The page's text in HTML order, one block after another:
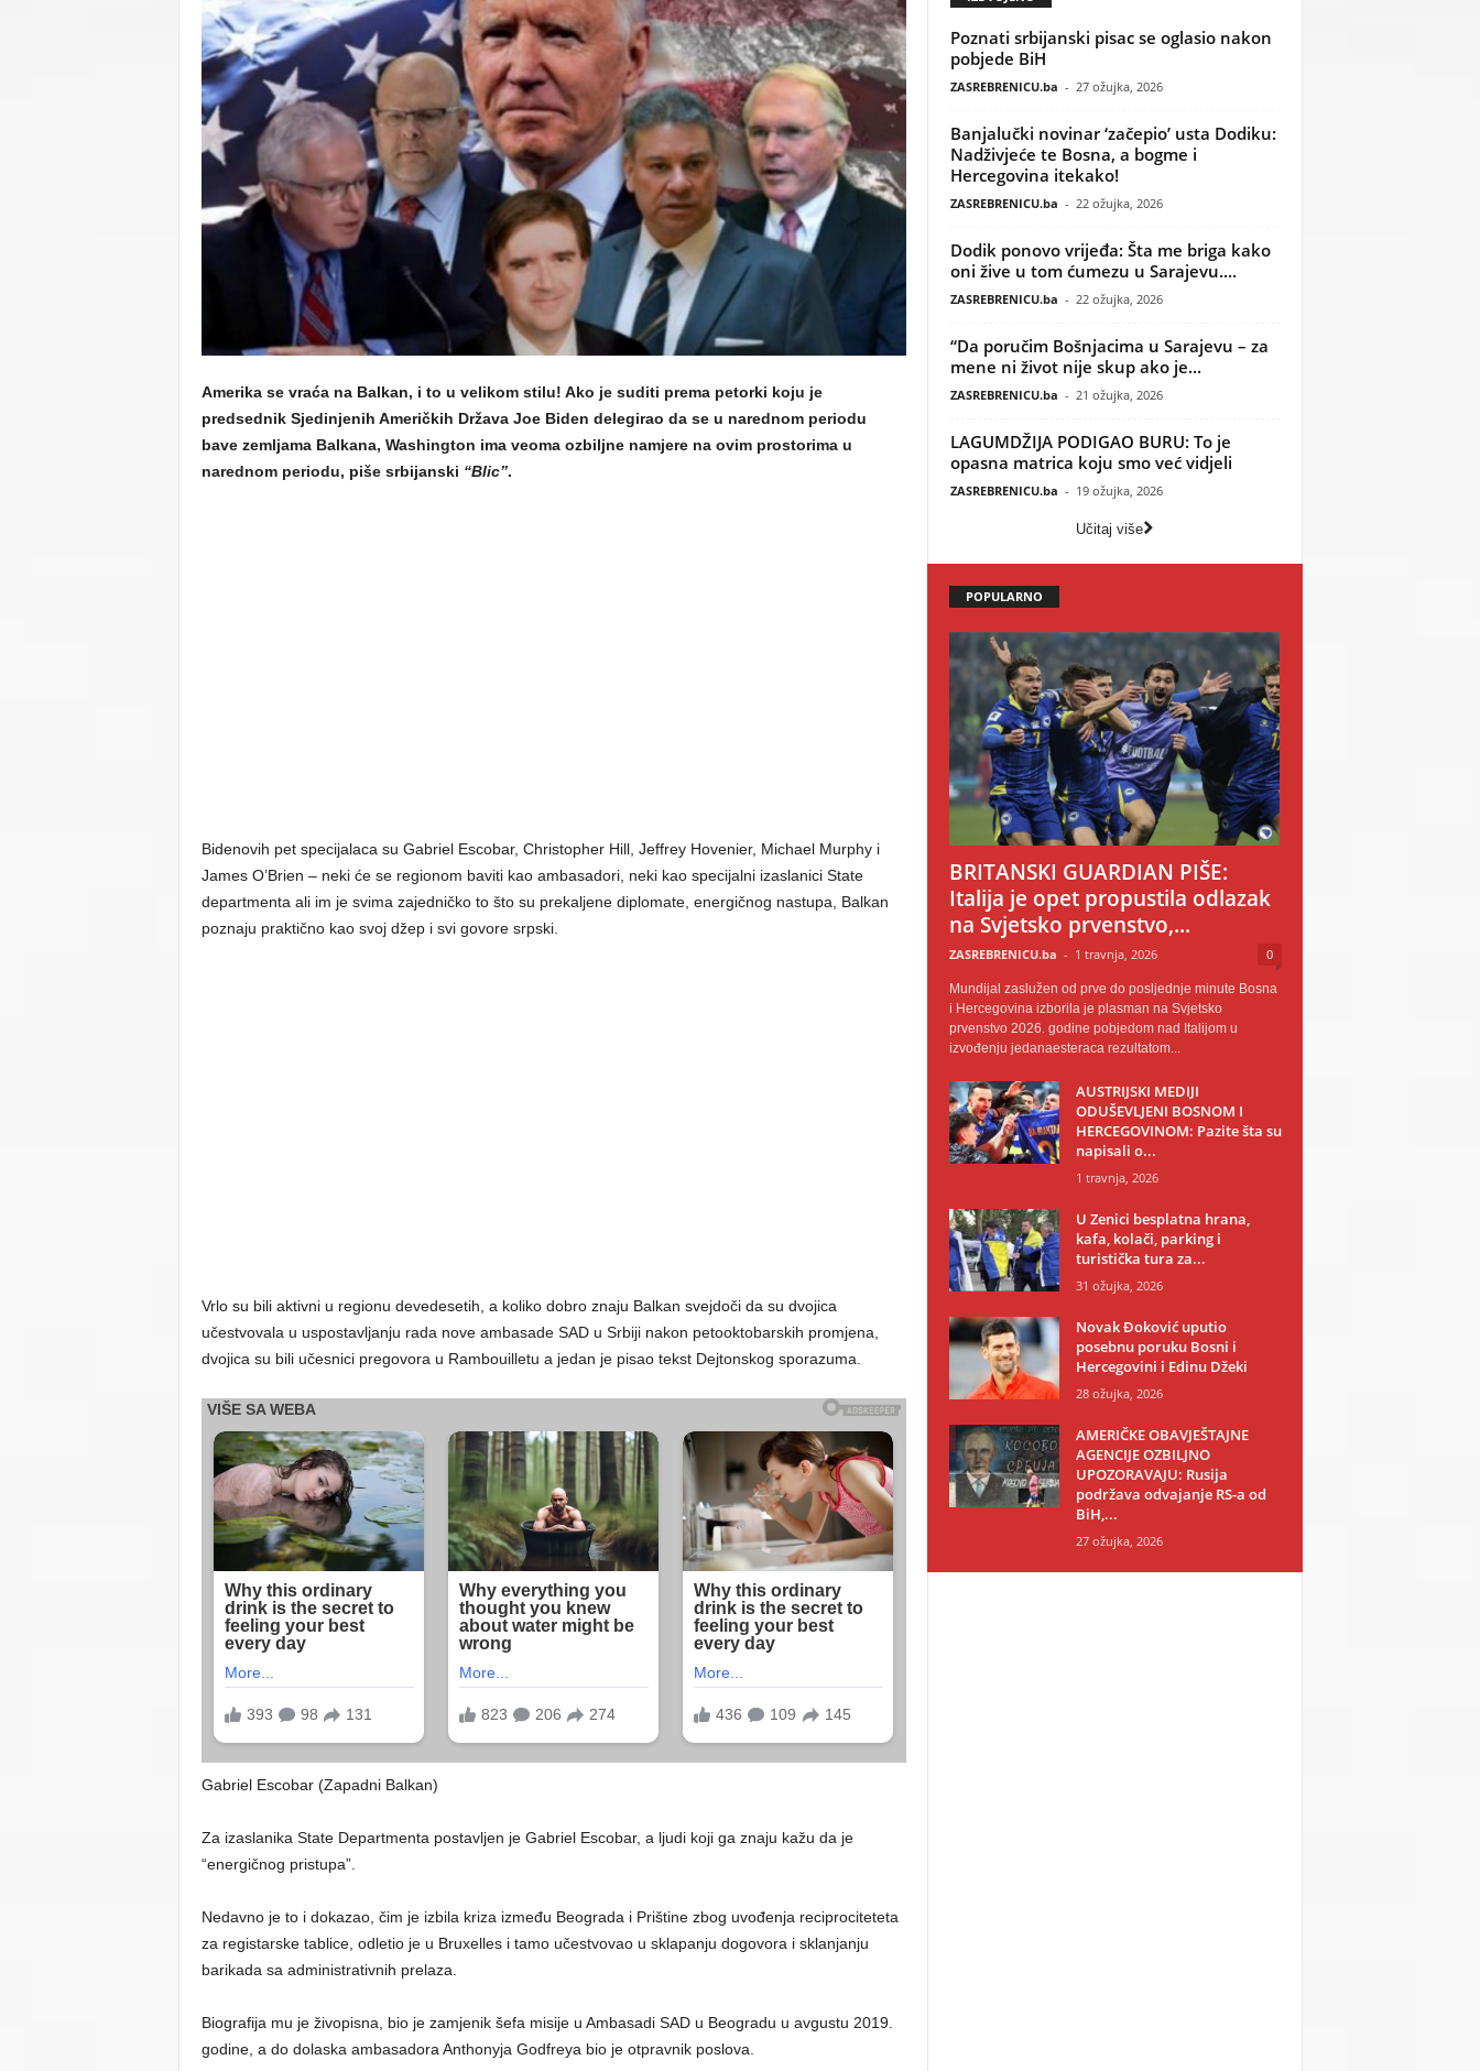
C
U
Amerika se vraća na Balkan, i to u velikom stilu! Ako je suditi prema petorki koju je
predsednik Sjedinjenih Američkih Država Joe Biden delegirao da se u narednom periodu
bave zemljama Balkana, Washington ima veoma ozbiljne namjere na ovim prostorima u
narednom periodu, piše srbijanski “Blic”.
Bidenovih pet specijalaca su Gabriel Escobar, Christopher Hill, Jeffrey Hovenier, Michael Murphy i
James O’Brien – neki će se regionom baviti kao ambasadori, neki kao specijalni izaslanici State
departmenta ali im je svima zajedničko to što su prekaljene diplomate, energičnog nastupa, Balkan
poznaju praktično kao svoj džep i svi govore srpski.
Vrlo su bili aktivni u regionu devedesetih, a koliko dobro znaju Balkan svejdoči da su dvojica
učestvovala u uspostavljanju rada nove ambasade SAD u Srbiji nakon petooktobarskih promjena,
dvojica su bili učesnici pregovora u Rambouilletu a jedan je pisao tekst Dejtonskog sporazuma.
Gabriel Escobar (Zapadni Balkan)
Za izaslanika State Departmenta postavljen je Gabriel Escobar, a ljudi koji ga znaju kažu da je
“energičnog pristupa”.
Nedavno je to i dokazao, čim je izbila kriza između Beograda i Prištine zbog uvođenja reciprociteteta
za registarske tablice, odletio je u Bruxelles i tamo učestvovao u sklapanju dogovora i sklanjanju
barikada sa administrativnih prelaza.
Biografija mu je živopisna, bio je zamjenik šefa misije u Ambasadi SAD u Beogradu u avgustu 2019.
godine, a do dolaska ambasadora Anthonyja Godfreya bio je otpravnik poslova.
Poznati srbijanski pisac se oglasio nakon
pobjede BiH
ZASREBRENICU.ba - 27 ožujka, 2026
Banjalučki novinar ‘začepio’ usta Dodiku:
Nadživjeće te Bosna, a bogme i
Hercegovina itekako!
ZASREBRENICU.ba - 22 ožujka, 2026
Dodik ponovo vrijeđa: Šta me briga kako
oni žive u tom ćumezu u Sarajevu....
ZASREBRENICU.ba - 22 ožujka, 2026
“Da poručim Bošnjacima u Sarajevu – za
mene ni život nije skup ako je...
ZASREBRENICU.ba - 21 ožujka, 2026
LAGUMDŽIJA PODIGAO BURU: To je
opasna matrica koju smo već vidjeli
ZASREBRENICU.ba - 19 ožujka, 2026
Učitaj više
POPULARNO
BRITANSKI GUARDIAN PIŠE:
Italija je opet propustila odlazak
na Svjetsko prvenstvo,...
ZASREBRENICU.ba - 1 travnja, 2026 0
Mundijal zaslužen od prve do posljednje minute Bosna
i Hercegovina izborila je plasman na Svjetsko
prvenstvo 2026. godine pobjedom nad Italijom u
izvođenju jedanaesteraca rezultatom...
AUSTRIJSKI MEDIJI
ODUŠEVLJENI BOSNOM I
HERCEGOVINOM: Pazite šta su
napisali o...
1 travnja, 2026
U Zenici besplatna hrana,
kafa, kolači, parking i
turistička tura za...
31 ožujka, 2026
Novak Đoković uputio
posebnu poruku Bosni i
Hercegovini i Edinu Džeki
28 ožujka, 2026
AMERIČKE OBAVJEŠTAJNE
AGENCIJE OZBILJNO
UPOZORAVAJU: Rusija
podržava odvajanje RS-a od
BiH,...
27 ožujka, 2026